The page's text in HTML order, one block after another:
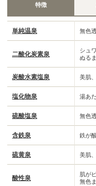
特徴
単純温泉 無色
二酸化炭素泉
シュ
ぬる
炭酸水素塩泉 美肌
塩化物泉 湯あ
硫酸塩泉 無色
含鉄泉 鉄が
硫黄泉 美肌
酸性泉
肌が
無色